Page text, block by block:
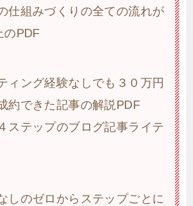
仕組みづくりの全ての流れが
のPDF
ィング経験なしでも３０万円
約できた記事の解説PDF
ステップのブログ記事ライテ
しのゼロからステップごとに